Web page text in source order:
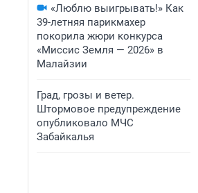
«Люблю выигрывать!» Как
39-летняя парикмахер
покорила жюри конкурса
«Миссис Земля — 2026» в
Малайзии
Град, грозы и ветер.
Штормовое предупреждение
опубликовало МЧС
Забайкалья